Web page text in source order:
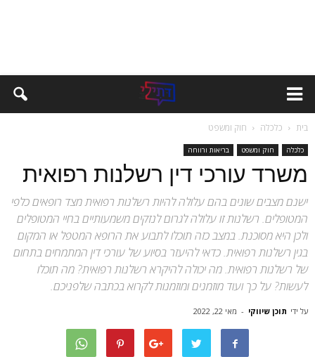
בית כלכלה חוק ומשפט
כלכלה חוק ומשפט בריאות ורווחה
משרד עורכי דין רשלנות רפואית
ישנם מצבים שונים בהם עלולה להיות רשלנות רפואית מצד רופאים כלפי
המטופלים. רשלנות זו עלולה לגרום לנזקים משמעותיים בחיי המטופלים
ולכן היא מסוכנת. במצב כזה תוכלו לתבוע את הרופא המטפל או המקום
בגין רשלנות רפואית. כדאי להיעזר בסיוע של עורכי דין המתמחים בתחום
של רשלנות רפואית. מה יכולה להיקרא רשלנות רפואית? מה תוכלו
לעשות? על כך ועוד מוזמנים ומוזמנות לקרוא בכתבה שלפניכם.
על ידי תוכן שיווקי - מאי 22, 2022